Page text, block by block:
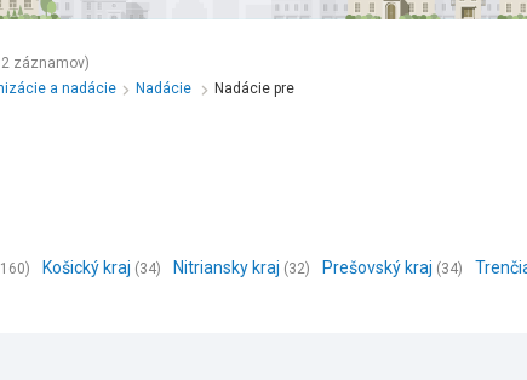
záznamov)
a nadácie Nadácie
Nadácie pre
Košický kraj (34) Nitriansky kraj (32) Prešovský kraj (34)